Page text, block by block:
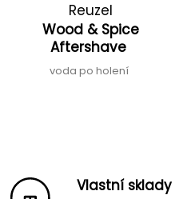
Reuzel
Wood & Spice
Aftershave
voda po holení
Vlastní sklady